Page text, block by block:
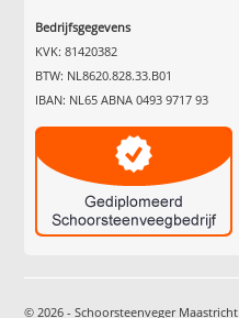
Bedrijfsgegevens
KVK: 81420382
BTW: NL8620.828.33.B01
IBAN: NL65 ABNA 0493 9717 93
© 2026 - Schoorsteenveger Maastricht